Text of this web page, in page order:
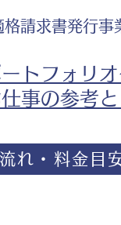
請求書発行事
トフォリ
事の参考
れ・料金目